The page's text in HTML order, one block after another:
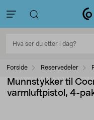
Forside Reservedeler
Munnstykker til
varmluftpistol, 4-